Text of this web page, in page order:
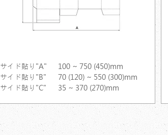
サイド貼り"A"
サイド貼り"B"
サイド貼り"C"
100 ~ 750 (450)mm
70 (120) ~ 550 (300)mm
35 ~ 370 (270)mm